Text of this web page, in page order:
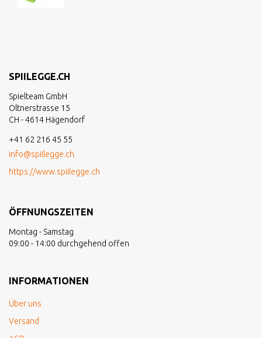
SPIILEGGE.CH
Spielteam GmbH
Oltnerstrasse 15
CH - 4614 Hägendorf
+41 62 216 45 55
info@spiilegge.ch
https://www.spiilegge.ch
ÖFFNUNGSZEITEN
Montag - Samstag
09:00 - 14:00 durchgehend offen
INFORMATIONEN
Über uns
Versand